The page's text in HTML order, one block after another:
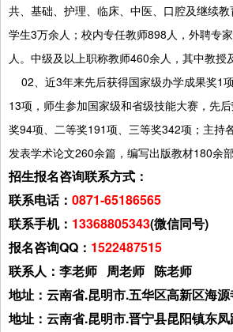
共、基础、护理、临床、中医、口腔及继续
学生3万余人；校内专任教师898人，外聘专
人。中级及以上职称教师460余人，其中教授
02、近3年来先后获得国家级办学成果奖1
13项，师生参加国家级和省级技能大赛，先
奖94项、二等奖191项、三等奖342项；主持
发表学术论文260余篇，编写出版教材180余部
招生报名咨询联系方式：
联系电话： 0871-65186565
联系手机： 13368805343(微信同号)
报名咨询QQ： 1522487515
联系人：李老师 周老师 陈老师
地址：云南省.昆明市.五华区高新区海
地址：云南省.昆明市.晋宁县昆阳镇东